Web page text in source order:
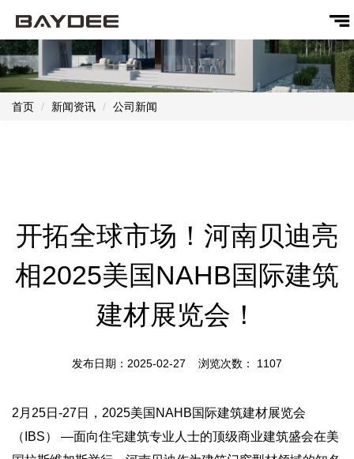
首页 新闻资讯 公司新闻
开拓全球市场！河南贝迪亮
相2025美国NAHB国际建筑
建材展览会！
发布日期：2025-02-27 浏览次数： 1107
2月25日-27日，2025美国NAHB国际建筑建材展览会
（IBS） —面向住宅建筑专业人士的顶级商业建筑盛会在美